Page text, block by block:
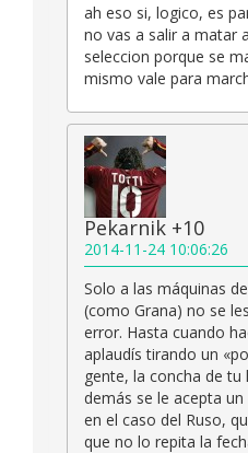
ah eso si, logico, es
no vas a salir a matar
seleccion porque se
mismo vale para
Pekarnik +10
2014-11-24 10:06:26
Solo a las máquinas
(como Grana) no se
error. Hasta cuando
aplaudís tirando un
gente, la concha de
demás se le acepta
en el caso del Ruso,
que no lo repita la